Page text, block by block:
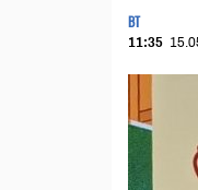
BT
11:35